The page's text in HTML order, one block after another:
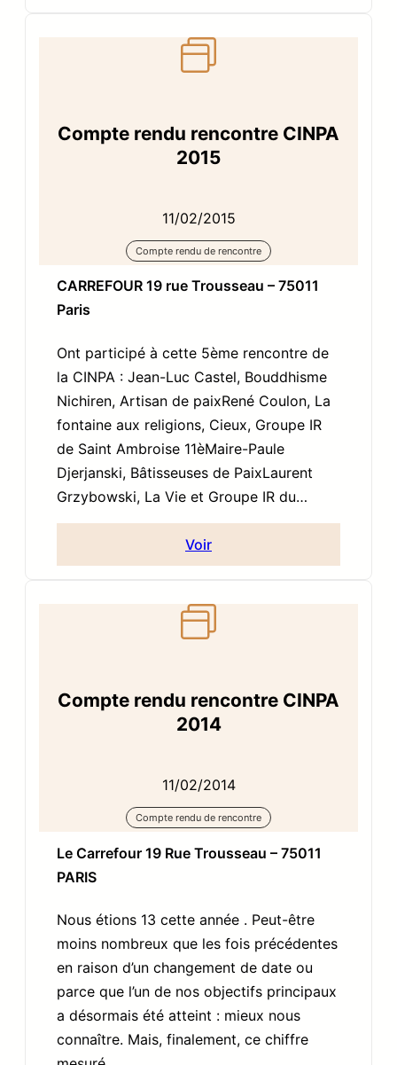
Compte rendu rencontre CINPA
2015
11/02/2015
Compte rendu de rencontre
CARREFOUR 19 rue Trousseau – 75011
Paris
Ont participé à cette 5ème rencontre de
la CINPA : Jean-Luc Castel, Bouddhisme
Nichiren, Artisan de paixRené Coulon, La
fontaine aux religions, Cieux, Groupe IR
de Saint Ambroise 11èMaire-Paule
Djerjanski, Bâtisseuses de PaixLaurent
Grzybowski, La Vie et Groupe IR du…
Voir
Compte rendu rencontre CINPA
2014
11/02/2014
Compte rendu de rencontre
Le Carrefour 19 Rue Trousseau – 75011
PARIS
Nous étions 13 cette année . Peut-être
moins nombreux que les fois précédentes
en raison d’un changement de date ou
parce que l’un de nos objectifs principaux
a désormais été atteint : mieux nous
connaître. Mais, finalement, ce chiffre